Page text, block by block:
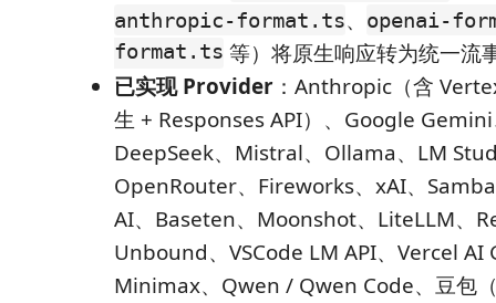
anthropic-format.ts、 openai-
format.ts 等）将原生响应转为统一流
已实现 Provider ：Anthropic（含
生 + Responses API）、Google
DeepSeek、Mistral、Ollama、LM
OpenRouter、Fireworks、xAI、
AI、Baseten、Moonshot、LiteLLM、
Unbound、VSCode LM API、Vercel AI
Minimax、Qwen / Qwen Code、豆包